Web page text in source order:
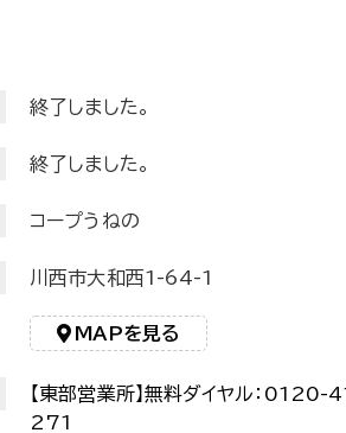
終了しました。
終了しました。
コープうねの
川西市大和西1-64-1
MAPを見る
【東部営業所】無料ダイヤル：0120-
271